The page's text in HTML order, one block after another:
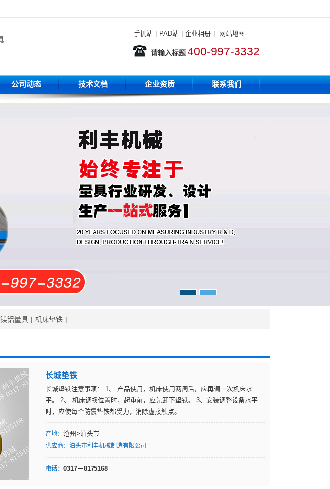
手机站 PAD站 企业相册 网站地图
请输入标题 400-997-3332
公司动态 技术文档 企业资质 联系我们
镁铝量具 | 机床垫铁 |
长城垫铁
长城垫铁注意事项： 1、 产品使用，机床使用两周后，应再调一次机床水
平。 2、 机床调换位置时，起重前，应先卸下垫铁。 3、安装调整设备水平
时，应使每个防震垫铁都受力，消除虚接触点。
产地： 沧州>泊头市
供应商： 泊头市利丰机械制造有限公司
电话： 0317－8175168